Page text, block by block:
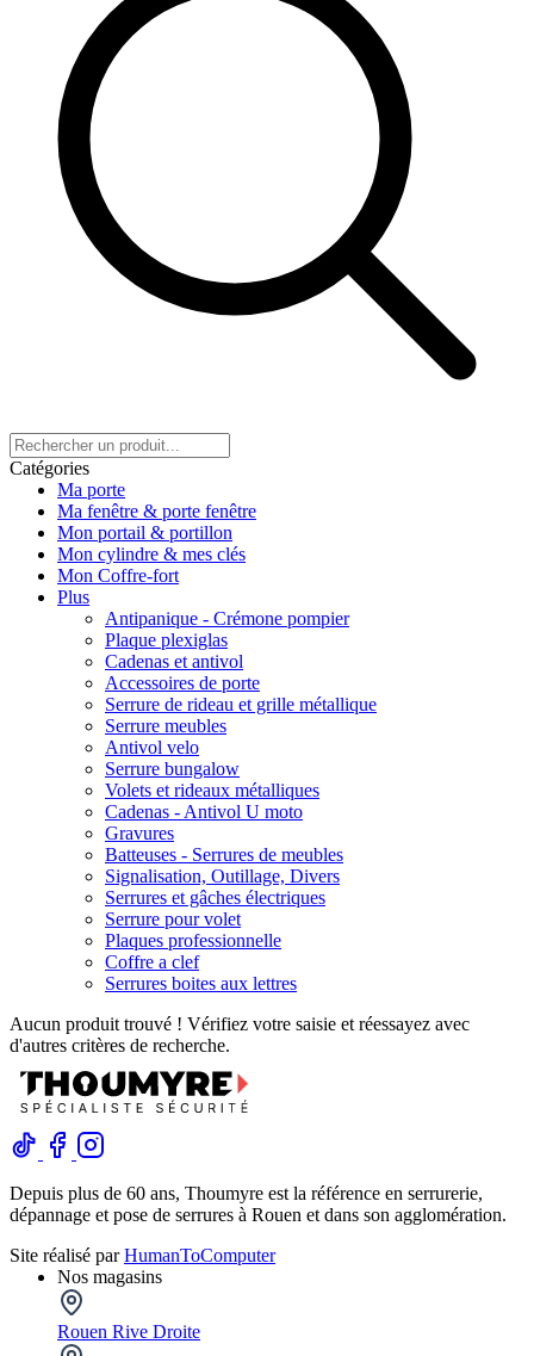
Catégories
Ma porte
Ma fenêtre & porte fenêtre
Mon portail & portillon
Mon cylindre & mes clés
Mon Coffre-fort
Plus
Antipanique - Crémone pompier
Plaque plexiglas
Cadenas et antivol
Accessoires de porte
Serrure de rideau et grille métallique
Serrure meubles
Antivol velo
Serrure bungalow
Volets et rideaux métalliques
Cadenas - Antivol U moto
Gravures
Batteuses - Serrures de meubles
Signalisation, Outillage, Divers
Serrures et gâches électriques
Serrure pour volet
Plaques professionnelle
Coffre a clef
Serrures boites aux lettres
Aucun produit trouvé ! Vérifiez votre saisie et réessayez avec
d'autres critères de recherche.
Depuis plus de 60 ans, Thoumyre est la référence en serrurerie,
dépannage et pose de serrures à Rouen et dans son agglomération.
Site réalisé parHumanToComputer
Nos magasins
Rouen Rive Droite